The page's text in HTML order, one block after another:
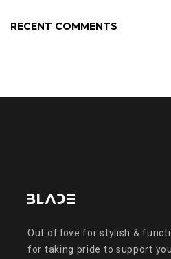
RECENT COMMENTS
Out of love for stylish &
for taking pride to support